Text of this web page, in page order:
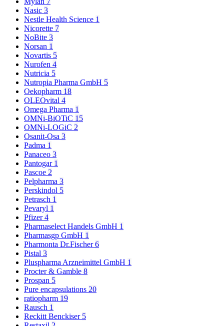
Nasic 3
Nestle Health Science 1
Nicorette 7
NoBite 3
Norsan 1
Novartis 5
Nurofen 4
Nutricia 5
Nutropia Pharma GmbH 5
Oekopharm 18
OLEOvital 4
Omega Pharma 1
OMNi-BiOTiC 15
OMNi-LOGiC 2
Osanit-Osa 3
Padma 1
Panaceo 3
Pantogar 1
Pascoe 2
Pelpharma 3
Perskindol 5
Petrasch 1
Pevaryl 1
Pfizer4
Pharmaselect Handels GmbH 1
Pharmasgp GmbH 1
Pharmonta Dr.Fischer6
Pistal 3
Pluspharma Arzneimittel GmbH 1
Procter & Gamble 8
Prospan 5
Pure encapsulations 20
ratiopharm 19
Rausch 1
Reckitt Benckiser 5